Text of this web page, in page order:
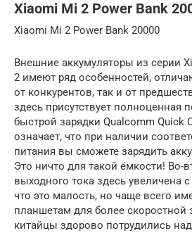
Xiaomi Mi 2 Power Bank
Xiaomi Mi 2 Power Bank 20000
Внешние аккумуляторы из серии
2 имеют ряд особенностей,
от конкурентов, так и от
здесь присутствует полноценная
быстрой зарядки Qualcomm Quick
означает, что при наличии
питания вы сможете зарядить
Это ничто для такой ёмкости! Во-
выходного тока здесь увеличена
что это малость, но чаще всего
планшетам для более скоростной
китайцы здорово потрудились